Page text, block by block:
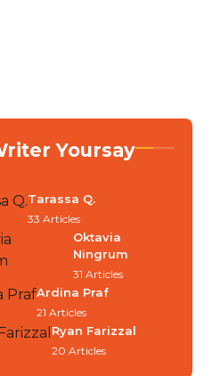
Yoursay
Tarassa Q.
33 Articles
Oktavia
Ningrum
31 Articles
Ardina Praf
21 Articles
Ryan Farizzal
20 Articles